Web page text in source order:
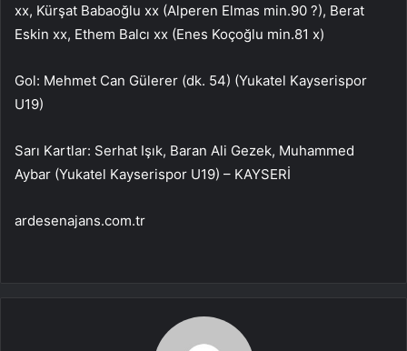
xx, Kürşat Babaoğlu xx (Alperen Elmas min.90 ?), Berat
Eskin xx, Ethem Balcı xx (Enes Koçoğlu min.81 x)
Gol: Mehmet Can Gülerer (dk. 54) (Yukatel Kayserispor
U19)
Sarı Kartlar: Serhat Işık, Baran Ali Gezek, Muhammed
Aybar (Yukatel Kayserispor U19) – KAYSERİ
ardesenajans.com.tr